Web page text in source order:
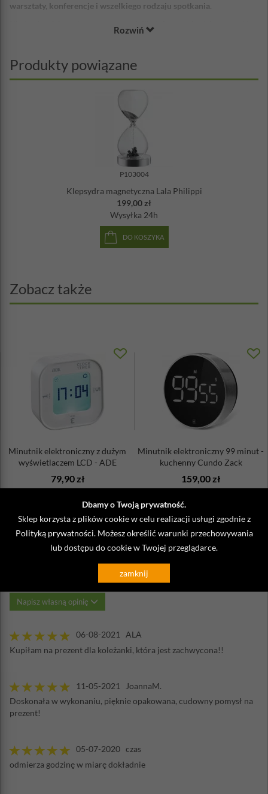
Dbamy o Twoją prywatność.
Sklep korzysta z plików cookie w celu realizacji usługi zgodnie z
Polityką prywatności. Możesz określić warunki przechowywania
lub dostępu do cookie w Twojej przeglądarce.
zamknij
warsztaty, konferencje i wszelkiego rodzaju spotkania
borokrzemianowe o wysokości 30 cm, uczestnicy spotkania wiedzą,
rozwiązaniem dla wszystkich zaangażowanych w dyskusję.
Wysokość: 30 cm
Czas przesypywania: 1 godzina
Rozwiń
Produkty powiązane
P103004
Klepsydra magnetyczna Lala Philippi
199,00 zł
Wysyłka 24h
DO KOSZYKA
Zobacz także
Minutnik elektroniczny z dużym
wyświetlaczem LCD - ADE
79,90 zł
Minutnik elektroniczny 99 minut -
kuchenny Cundo Zack
159,00 zł
Opinie o Klepsydra 1-godzinna Lala
Napisz własną opinię
06-08-2021 ALA
Kupiłam na prezent dla koleżanki, która jest zachwycona!!
11-05-2021 JoannaM.
Doskonała w wykonaniu, pięknie opakowana, cudowny pomysł na
prezent!
05-07-2020 czas
odmierza godzinę w miarę dokładnie